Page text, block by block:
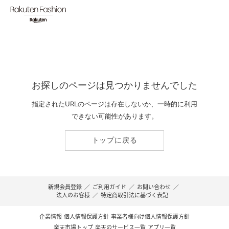
お探しのページは見つかりませんでした
指定されたURLのページは存在しないか、一時的に利用
できない可能性があります。
トップに戻る
新規会員登録 ／ ご利用ガイド ／ お問い合わせ ／
法人のお客様 ／ 特定商取引法に基づく表記
企業情報 個人情報保護方針 事業者様向け個人情報保護方針
楽天市場トップ 楽天のサービス一覧 アプリ一覧